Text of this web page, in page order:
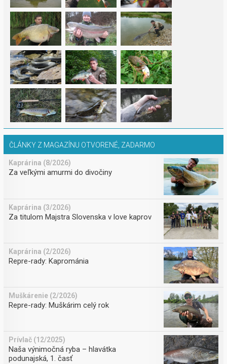
ČLÁNKY Z MAGAZÍNU OTVORENÉ, ZADARMO
Kaprárina (8/2026)
Za veľkými amurmi do divočiny
Kaprárina (3/2026)
Za titulom Majstra Slovenska v love kaprov
Kaprárina (2/2026)
Repre-rady: Kaprománia
Muškárenie (2/2026)
Repre-rady: Muškárim celý rok
Prívlač (12/2025)
Naša výnimočná ryba – hlavátka
podunajská, 1. časť